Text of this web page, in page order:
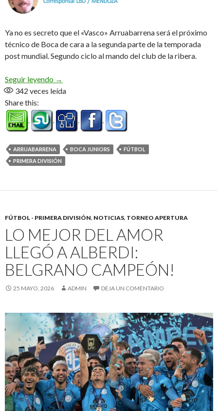
Ya no es secreto que el «Vasco» Arruabarrena será el próximo
técnico de Boca de cara a la segunda parte de la temporada
post mundial. Segundo ciclo al mando del club de la ribera.
Seguir leyendo Llega un viejo conocido
→
342 veces leída
Share this:
ARRUABARRENA BOCA JUNIORS
FÚTBOL
PRIMERA DIVISIÓN
FÚTBOL - PRIMERA DIVISIÓN, NOTICIAS, TORNEO APERTURA
LO MEJOR DEL AMOR
LLEGÓ A ALBERDI:
BELGRANO CAMPEÓN!
25 MAYO, 2026 ADMIN DEJA UN COMENTARIO